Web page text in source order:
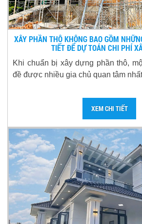
XÂY PHẦN THÔ KHÔNG BAO GỒM
TIẾT ĐỂ DỰ TOÁN CHI PHÍ
Khi chuẩn bị xây dựng phần thô,
đề được nhiều gia chủ quan tâm
XEM CHI TIẾT